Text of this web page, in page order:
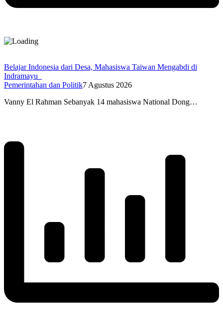
Belajar Indonesia dari Desa, Mahasiswa Taiwan Mengabdi di
Indramayu
Pemerintahan dan Politik7 Agustus 2026
Vanny El Rahman Sebanyak 14 mahasiswa National Dong…